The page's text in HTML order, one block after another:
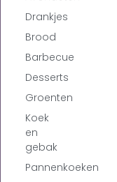
Drankjes
Brood
Barbecue
Desserts
Groenten
Koek
en
gebak
Pannenkoeken